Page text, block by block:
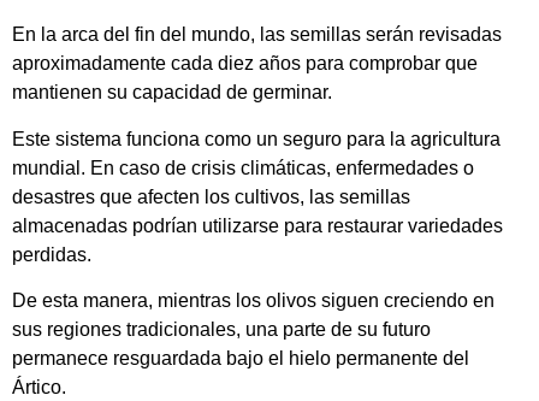
En la arca del fin del mundo, las semillas serán revisadas
aproximadamente cada diez años para comprobar que
mantienen su capacidad de germinar.
Este sistema funciona como un seguro para la agricultura
mundial. En caso de crisis climáticas, enfermedades o
desastres que afecten los cultivos, las semillas
almacenadas podrían utilizarse para restaurar variedades
perdidas.
De esta manera, mientras los olivos siguen creciendo en
sus regiones tradicionales, una parte de su futuro
permanece resguardada bajo el hielo permanente del
Ártico.